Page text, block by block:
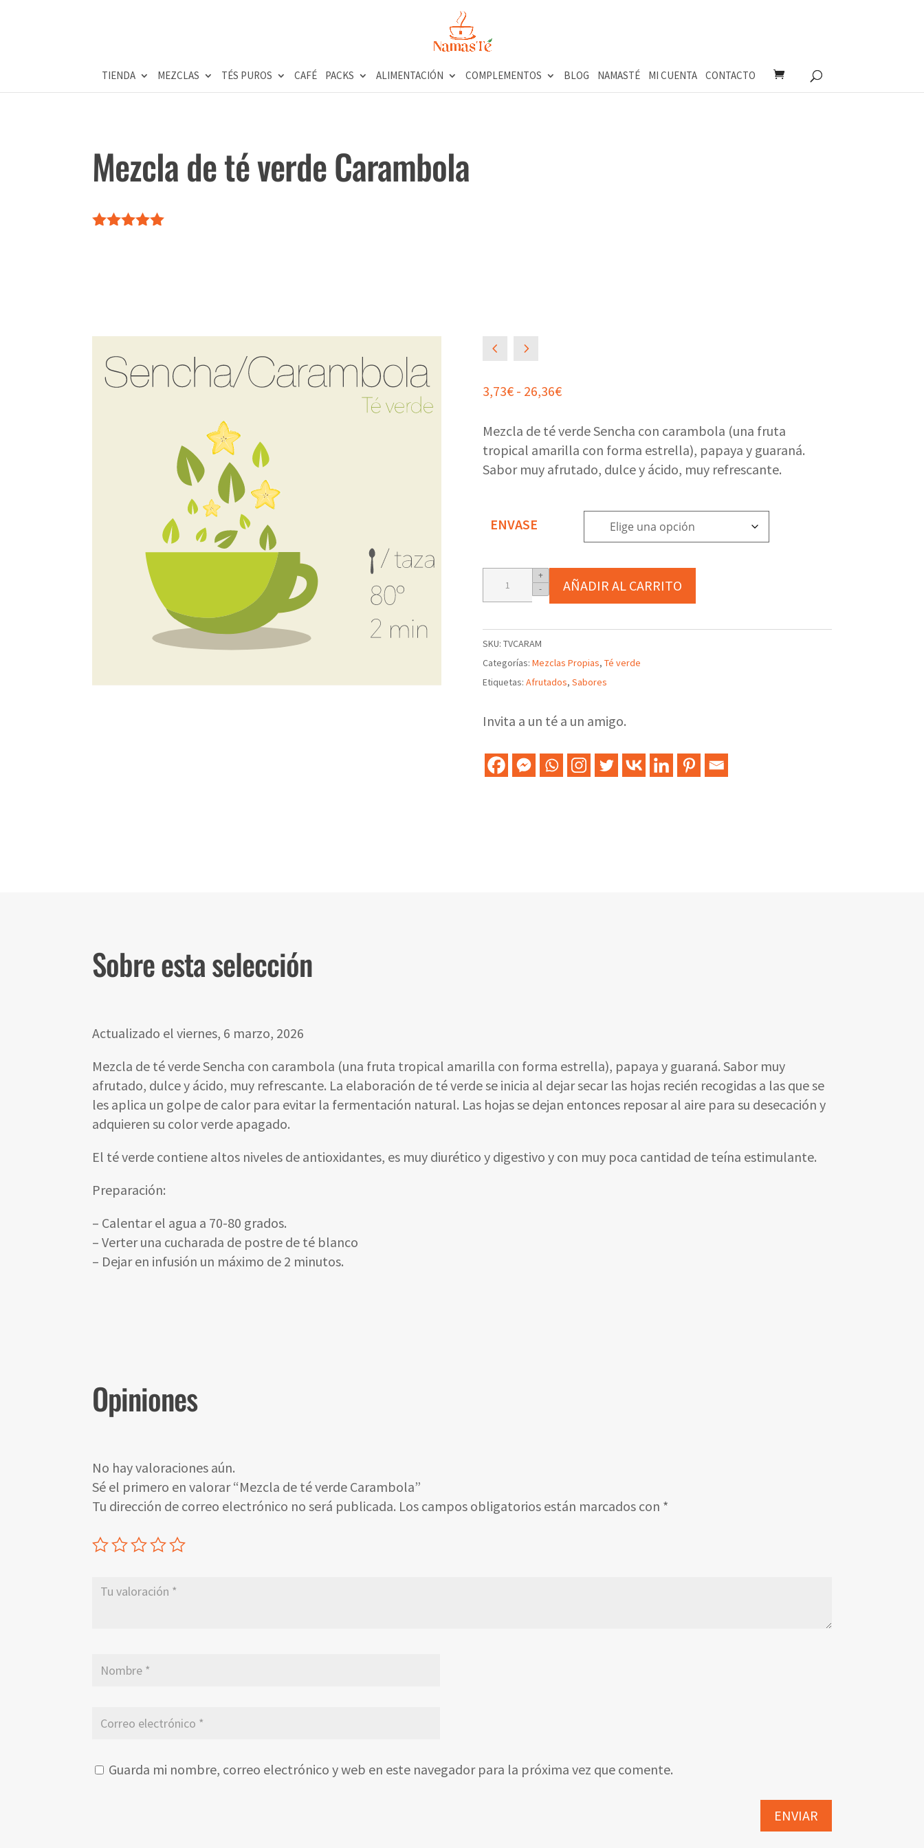
TIENDA MEZCLAS TÉS PUROS CAFÉ PACKS ALIMENTACIÓN COMPLEMENTOS BLOG NAMASTÉ MI CUENTA CONTACTO
Mezcla de té verde Carambola
4 5
3,73€ - 26,36€Rango
precios:
desde
3,73€
Mezcla de té verde Sencha con carambola (una fruta
tropical amarilla con forma estrella), papaya y guaraná.
Sabor muy afrutado, dulce y ácido, muy refrescante.
ENVASE
verde
cantidad
+
-
AÑADIR AL CARRITO
SKU: TVCARAM
Categorías: Mezclas Propias, Té verde
Etiquetas: Afrutados, Sabores
Invita a un té a un amigo.
Sobre esta selección
Actualizado el viernes, 6 marzo, 2026
Mezcla de té verde Sencha con carambola (una fruta tropical amarilla con forma estrella), papaya y guaraná. Sabor muy
afrutado, dulce y ácido, muy refrescante. La elaboración de té verde se inicia al dejar secar las hojas recién recogidas a las que se
les aplica un golpe de calor para evitar la fermentación natural. Las hojas se dejan entonces reposar al aire para su desecación y
adquieren su color verde apagado.
El té verde contiene altos niveles de antioxidantes, es muy diurético y digestivo y con muy poca cantidad de teína estimulante.
Preparación:
– Calentar el agua a 70-80 grados.
– Verter una cucharada de postre de té blanco
– Dejar en infusión un máximo de 2 minutos.
Opiniones
No hay valoraciones aún.
Sé el primero en valorar “Mezcla de té verde Carambola”
Tu dirección de correo electrónico no será publicada. Los campos obligatorios están marcados con *
Guarda mi nombre, correo electrónico y web en este navegador para la próxima vez que comente.